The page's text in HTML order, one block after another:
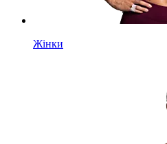
Жінки